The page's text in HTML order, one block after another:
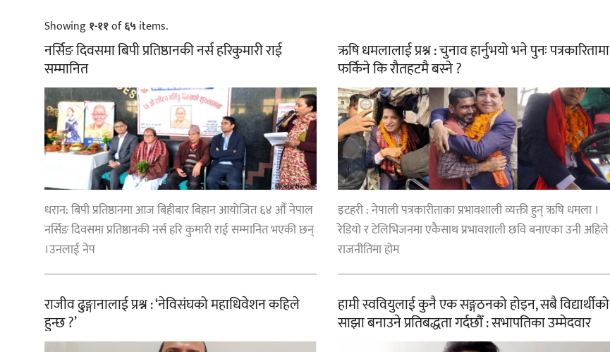
Showing१-११of६५items.
नर्सिङ दिवसमा बिपी प्रतिष्ठानकी नर्स हरिकुमारी राई
सम्मानित
धरान: बिपी प्रतिष्ठानमा आज बिहीबार बिहान आयोजित ६४ औँ नेपाल
नर्सिङ दिवसमा प्रतिष्ठानकी नर्स हरि कुमारी राई सम्मानित भएकी छन्
।उनलाई नेप
ऋषि धमलालाई प्रश्न : चुनाव हार्नुभयो भने पुनः पत्रकारितामा
फर्किने कि रौतहटमै बस्ने ?
इटहरी : नेपाली पत्रकारीताका प्रभावशाली व्यक्ती हुन् ऋषि धमला ।
रेडियो र टेलिभिजनमा एकैसाथ प्रभावशाली छवि बनाएका उनी अहिले
राजनीतिमा होम
राजीव ढुङ्गानालाई प्रश्न : ‘नेविसंघको महाधिवेशन कहिले
हुन्छ ?’
हामी स्ववियुलाई कुनै एक सङ्गठनको होइन, सबै विद्यार्थीको
साझा बनाउने प्रतिबद्धता गर्दछौँ : सभापतिका उम्मेदवार